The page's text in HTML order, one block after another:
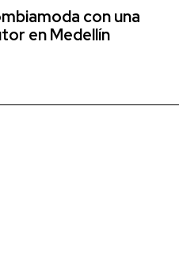
con una
en Medellín